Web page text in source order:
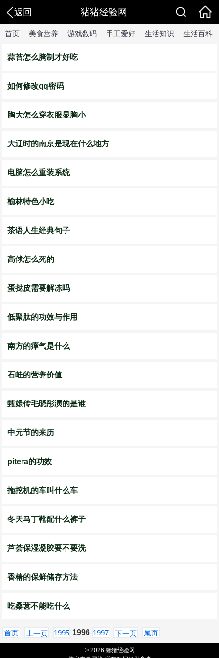
返回 猪猪经验网
首页 美食营养 游戏数码 手工爱好 生活知识 生活百科
蒜苔怎么腌制才好吃
如何修改qq密码
胸大怎么穿衣服显胸小
大辽时的南京是现在什么地方
电脑怎么重装系统
榆林特色小吃
茶语人生经典句子
高俅怎么死的
蛋挞皮需要解冻吗
低聚肽的功效与作用
南方的瘴气是什么
石蛙的营养价值
甄嬛传毛晓彤演的是谁
中元节的来历
pitera的功效
拖挖机的车叫什么车
冬天马丁靴配什么裤子
芦荟保湿凝胶要不要洗
香椿的保鲜储存方法
吃桑葚不能吃什么
首页 上一页 1995 1996 1997 下一页 尾页
© 2026 猪猪经验网